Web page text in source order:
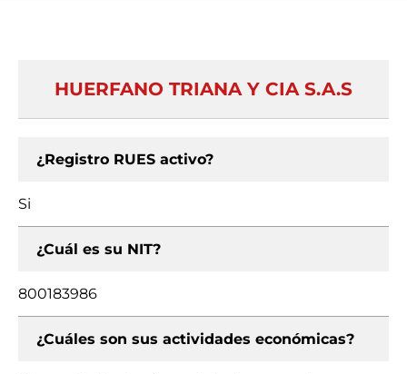
HUERFANO TRIANA Y CIA S.A.S
¿Registro RUES activo?
Si
¿Cuál es su NIT?
800183986
¿Cuáles son sus actividades económicas?